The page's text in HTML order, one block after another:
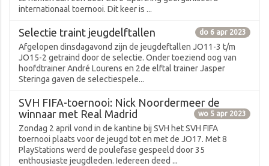
internationaal toernooi. Dit keer is ...
Selectie traint jeugdelftallen do 6 apr 2023
Afgelopen dinsdagavond zijn de jeugdeftallen JO11-3 t/m
JO15-2 getraind door de selectie. Onder toeziend oog van
hoofdtrainer André Lourens en 2de elftal trainer Jasper
Steringa gaven de selectiespele...
SVH FIFA-toernooi: Nick Noordermeer de
winnaar met Real Madrid
wo 5 apr 2023
Zondag 2 april vond in de kantine bij SVH het SVH FIFA
toernooi plaats voor de jeugd tot en met de JO17. Met 8
PlayStations werd de poulefase gespeeld door 35
enthousiaste jeugdleden. Iedereen deed ...